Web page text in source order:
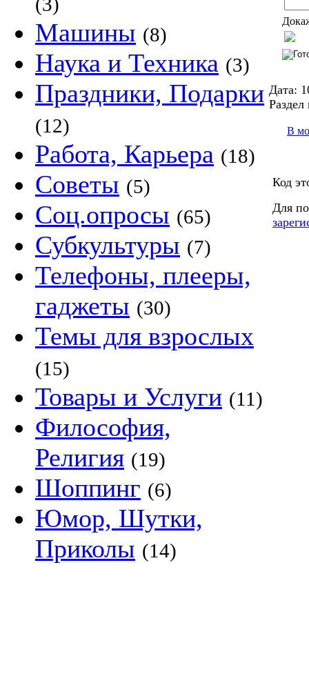
Машины (8)
Наука и Техника (3)
Праздники, Подарки
(12)
Работа, Карьера (18)
Советы (5)
Соц.опросы (65)
Субкультуры (7)
Телефоны, плееры,
гаджеты (30)
Темы для взрослых
(15)
Товары и Услуги (11)
Философия,
Религия (19)
Шоппинг (6)
Юмор, Шутки,
Приколы (14)
Дата:
Раздел
В
Код
Для